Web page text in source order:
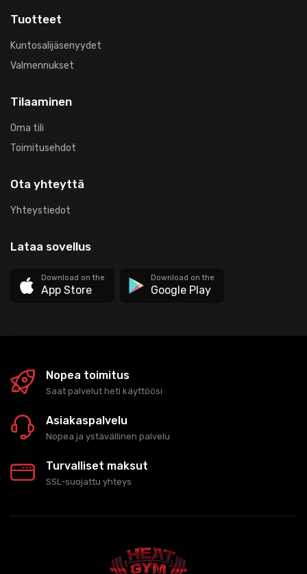
Tuotteet
Kuntosalijäsenyydet
Valmennukset
Tilaaminen
Oma tili
Toimitusehdot
Ota yhteyttä
Yhteystiedot
Lataa sovellus
Download on the
App Store
Download on the
Google Play
Nopea toimitus
Saat palvelut heti käyttöösi
Asiakaspalvelu
Nopea ja ystävällinen palvelu
Turvalliset maksut
SSL-suojattu yhteys